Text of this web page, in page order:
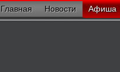
Главная Новости Афиша